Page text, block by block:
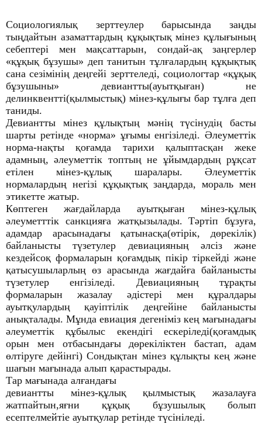
Социологиялық зерттеулер барысында заңды
тыңдайтын азаматтардың құқықтық мінез құлығының
себептері мен мақсаттарын, сондай-ақ заңгерлер
«құқық бұзушы» деп танитын тұлғалардың құқықтық
сана сезімінің деңгейі зерттеледі, социологтар «құқық
бұзушыны» девиантты(ауытқыған) не
делинквентті(қылмыстық) мінез-құлығы бар тұлға деп
таниды.
Девиантты мінез құлықтың мәнің түсінудің басты
шарты ретінде «норма» ұғымы енгізіледі. Әлеуметтік
норма-нақты қоғамда тарихи қалыптасқан жеке
адамның, әлеуметтік топтың не ұйымдардың рұқсат
етілен мінез-құлық шаралары. Әлеуметтік
нормалардың негізі құқықтық заңдарда, мораль мен
этикетте жатыр.
Көптеген жағдайларда ауытқыған мінез-құлық
әлеуметттік санкцияға жатқызылады. Тәртіп бұзуға,
адамдар арасынадағы қатынасқа(өтірік, дөрекілік)
байланысты түзетулер девиацияның әлсіз және
кездейсоқ формаларын қоғамдық пікір тіркейді және
қатысушыларлың өз арасында жағдайға байланысты
түзетулер енгізіледі. Девиацияның тұрақты
формаларын жазалау әдістері мен құралдары
ауытқулардың қауіптілік деңгейіне байланысты
анықталады. Мұнда евиация дегеніміз кең мағынадағы
әлеуметтік құбылыс екендігі ескеріледі(қоғамдық
орын мен отбасындағы дөрекіліктен бастап, адам
өлтіруге дейінгі) Сондықтан мінез құлықты кең және
шағын мағынада алып қарастырады.
Тар мағынада алғандағы
девиантты мінез-құлық қылмыстық жазалауға
жатпайтын,яғни құқық бұзушылық болып
есептелмейтіе ауытқулар ретінде түсініледі.